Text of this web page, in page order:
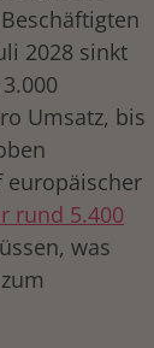
2028 sinkt
Umsatz, bis
europäischer
rund 5.400
was